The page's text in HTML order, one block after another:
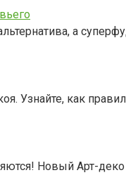
а
Узнайте, как
Новый Арт-